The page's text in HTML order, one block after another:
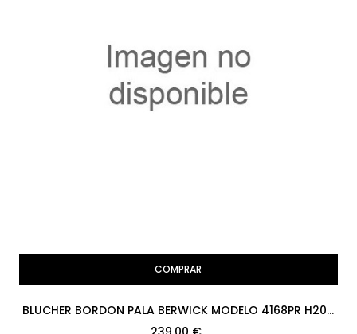
COMPRAR
BLUCHER BORDON PALA BERWICK MODELO 4168PR H207
ROIS NEGRO PISO RUBBER